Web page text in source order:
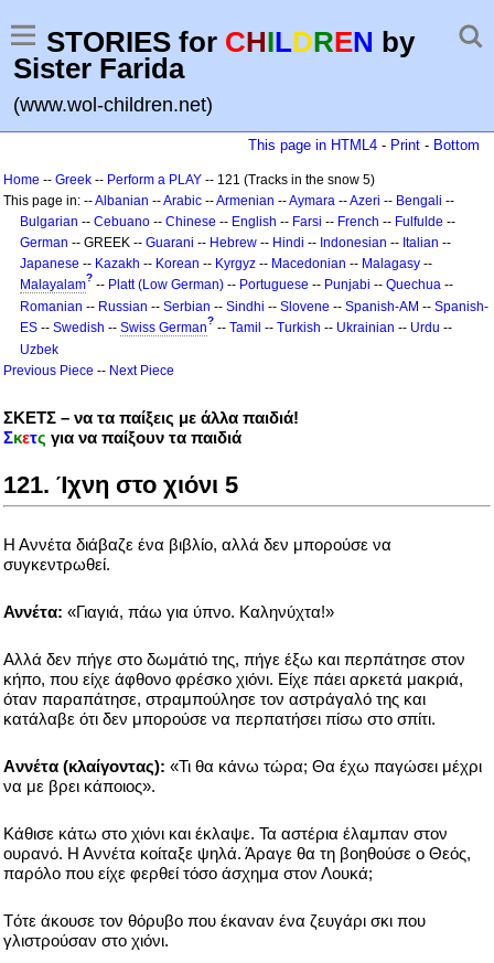
STORIES for CHILDREN by
Sister Farida
(www.wol-children.net)
This page in HTML4 - Print - Bottom
Home -- Greek -- Perform a PLAY -- 121 (Tracks in the snow 5)
This page in: --Albanian --Arabic --Armenian --Aymara --Azeri -- Bengali --
Bulgarian -- Cebuano -- Chinese -- English -- Farsi -- French -- Fulfulde --
German -- GREEK -- Guarani -- Hebrew -- Hindi -- Indonesian -- Italian --
Japanese -- Kazakh -- Korean -- Kyrgyz -- Macedonian -- Malagasy --
Malayalam? -- Platt (Low German) -- Portuguese -- Punjabi -- Quechua --
Romanian -- Russian -- Serbian -- Sindhi -- Slovene -- Spanish-AM -- Spanish-
ES -- Swedish -- Swiss German? -- Tamil -- Turkish -- Ukrainian -- Urdu --
Uzbek
Previous Piece -- Next Piece
ΣΚΕΤΣ – να τα παίξεις με άλλα παιδιά!
Σκετς για να παίξουν τα παιδιά
121. Ίχνη στο χιόνι 5
Η Αννέτα διάβαζε ένα βιβλίο, αλλά δεν μπορούσε να
συγκεντρωθεί.
Αννέτα: «Γιαγιά, πάω για ύπνο. Καληνύχτα!»
Αλλά δεν πήγε στο δωμάτιό της, πήγε έξω και περπάτησε στον
κήπο, που είχε άφθονο φρέσκο χιόνι. Είχε πάει αρκετά μακριά,
όταν παραπάτησε, στραμπούλησε τον αστράγαλό της και
κατάλαβε ότι δεν μπορούσε να περπατήσει πίσω στο σπίτι.
Aννέτα (κλαίγοντας): «Τι θα κάνω τώρα; Θα έχω παγώσει μέχρι
να με βρει κάποιος».
Κάθισε κάτω στο χιόνι και έκλαψε. Τα αστέρια έλαμπαν στον
ουρανό. Η Αννέτα κοίταξε ψηλά. Άραγε θα τη βοηθούσε ο Θεός,
παρόλο που είχε φερθεί τόσο άσχημα στον Λουκά;
Tότε άκουσε τον θόρυβο που έκαναν ένα ζευγάρι σκι που
γλιστρούσαν στο χιόνι.